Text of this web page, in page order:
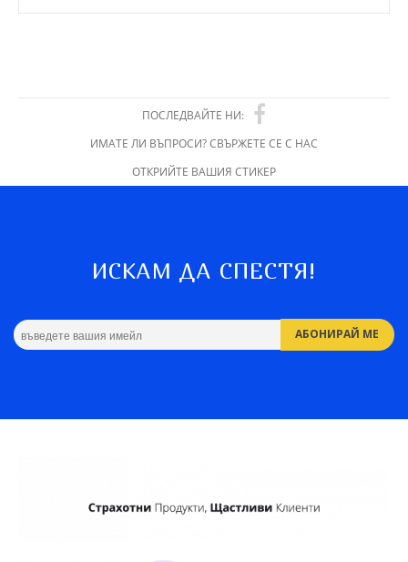
ПОСЛЕДВАЙТЕ НИ:
ИМАТЕ ЛИ ВЪПРОСИ? СВЪРЖЕТЕ СЕ С НАС
ОТКРИЙТЕ ВАШИЯ СТИКЕР
ИСКАМ ДА СПЕСТЯ!